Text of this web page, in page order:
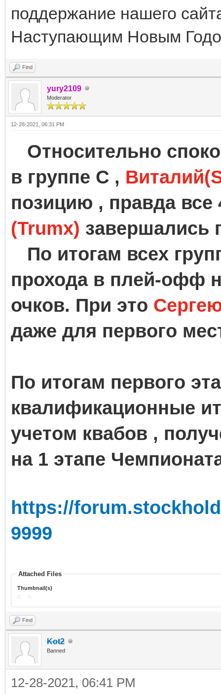
поддержание нашего
Наступающим Новым
Find
yury2109
Moderator
12-28-2021, 06:31 PM
Относительно
в группе C ,
позицию , правда все
(Trumx) завершались
По итогам всех
прохода в плей-офф
очков. При это
даже для первого
По итогам первого
квалификационные
учетом квабов ,
на 1 этапе
https://
9999
Attached Files
Thumbnail(s)
Find
Kot2
Banned
12-28-2021, 06:41 PM